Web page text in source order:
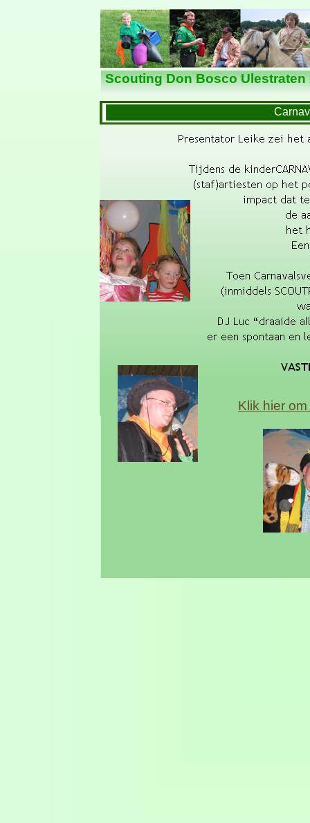
Nieuws
Scouting Don Bosco Ulestraten
Klik hier